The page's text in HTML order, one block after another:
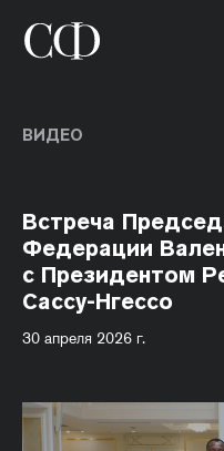
ВИДЕО
Встреча
Федерации
с Президентом
Сассу-Нгессо
30 апреля 2026 г.